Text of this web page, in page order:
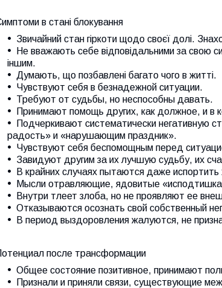
в стані блокування
Звичайний стан гіркоти щодо своєї долі.
Не вважають себе відповідальними за свою
іншим.
Думають, що позбавлені багато чого в житті.
Чувствуют себя в безнадежной ситуации.
Требуют от судьбы, но неспособны давать.
Принимают помощь других, как должное, и в
Подчеркивают систематически негативную
радость» и «нарушающим праздник».
Чувствуют себя беспомощным перед
Завидуют другим за их лучшую судьбу, их
В крайних случаях пытаются даже
Мысли отравляющие, ядовитые
Внутри тлеет злоба, но не проявляют ее
Отказываются осознать свой собственный
В период выздоровления жалуются, не
после трансформации
Общее состояние позитивное, принимают
Признали и приняли связи, существующие